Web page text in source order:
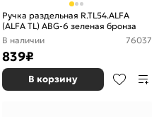
Ручка раздельная R.TL54.ALFA
(ALFA TL) ABG-6 зеленая бронза
В наличии
76037
839₽
В корзину